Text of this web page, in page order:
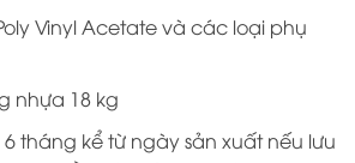
Vinyl Acetate và các loại phụ
nhựa 18 kg
tháng kể từ ngày sản xuất nếu lưu